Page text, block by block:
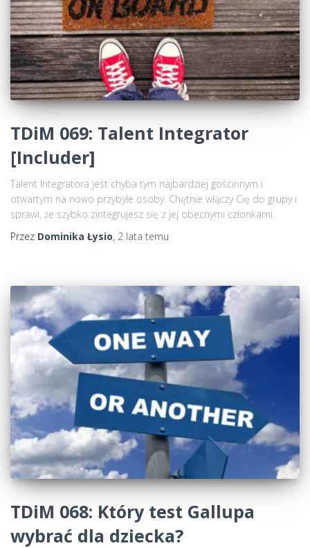
TDiM 069: Talent Integrator
[Includer]
Talent Integratora jest chyba tym najbardziej gościnnym i
otwartym na nowo przybyłe osoby. Chętnie włączy Cię do grupy i
sprawi, że szybko zintegrujesz się z jej obecnymi członkami.
Przez Dominika Łysio, 2 lata temu
TDiM 068: Który test Gallupa
wybrać dla dziecka?